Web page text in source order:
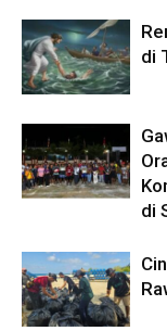
di
di